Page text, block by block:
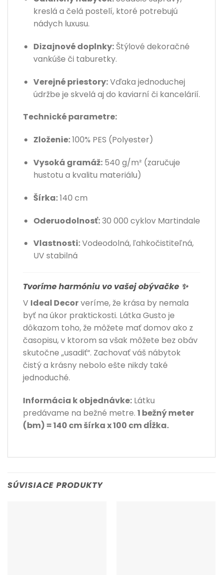
kreslá a čelá postelí, ktoré potrebujú
nádych luxusu.
Dizajnové doplnky:Štýlové dekoračné
vankúše či taburetky.
Verejné priestory:Vďaka jednoduchej
údržbe je skvelá aj do kaviarní či kancelárií.
Technické parametre:
Zloženie:100% PES (Polyester)
Vysoká gramáž:540 g/m² (zaručuje
hustotu a kvalitu materiálu)
Šírka:140 cm
Oderuodolnosť:30 000 cyklov Martindale
Vlastnosti:Vodeodolná, ľahkočistiteľná,
UV stabilná
Tvoríme harmóniu vo vašej obývačke ✨
V Ideal Decorveríme, že krása by nemala
byť na úkor praktickosti. Látka Gusto je
dôkazom toho, že môžete mať domov ako z
časopisu, v ktorom sa však môžete bez obáv
skutočne „usadiť“. Zachovať váš nábytok
čistý a krásny nebolo ešte nikdy také
jednoduché.
Informácia k objednávke: Látku
predávame na bežné metre. 1 bežný meter
(bm) = 140 cm šírka x 100 cm dĺžka.
SÚVISIACE PRODUKTY